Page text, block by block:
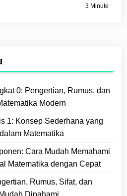
3 Minute
0: Pengertian, Rumus, dan
Modern
1: Konsep Sederhana yang
Matematika
Cara Mudah Memahami
Matematika dengan Cepat
Rumus, Sifat, dan
Dipahami